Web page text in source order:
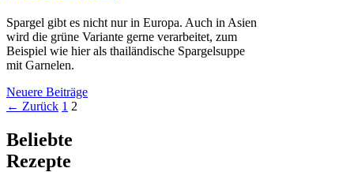
Spargel gibt es nicht nur in Europa. Auch in Asien
wird die grüne Variante gerne verarbeitet, zum
Beispiel wie hier als thailändische Spargelsuppe
mit Garnelen.
Neuere Beiträge
← Zurück Seite
1 Seite
2
Beliebte
Rezepte